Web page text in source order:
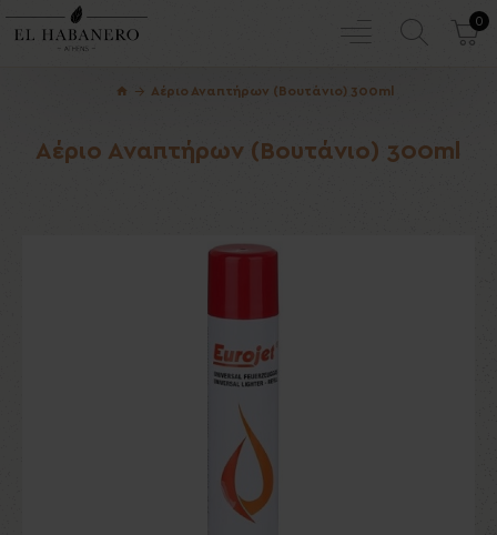
0
Αέριο Αναπτήρων (Βουτάνιο) 300ml
Αέριο Αναπτήρων (Βουτάνιο) 300ml